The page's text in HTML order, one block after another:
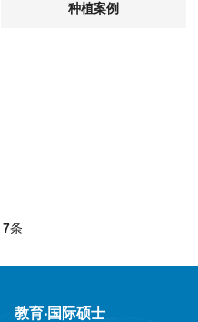
种植案例
7条
教育‧国际硕士